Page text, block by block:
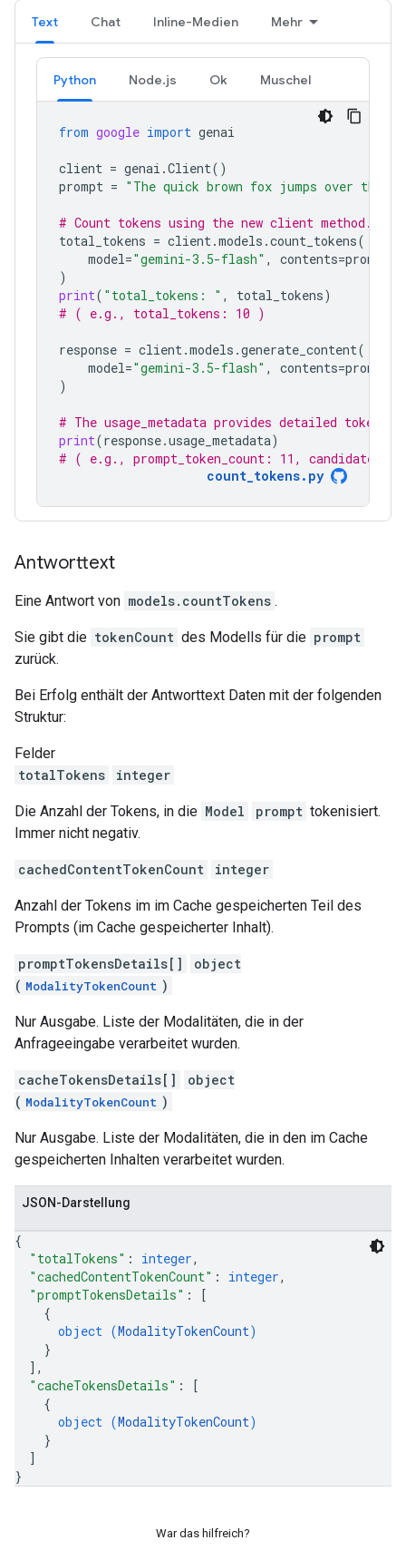
Text Chat Inline-Medien Mehr
Python Node.js Ok Muschel
from google import genai
client = genai .Client()
prompt = "The quick brown fox jumps over the
# Count tokens using the new client method.
total_tokens = client.models .count_tokens(
model="gemini-3.5-flash" , contents=prompt
)
print( "total_tokens: " , total_tokens)
# ( e.g., total_tokens: 10 )
response = client.models .generate_content(
model="gemini-3.5-flash" , contents=prompt
)
# The usage_metadata provides detailed token
print(response.usage_metadata)
# ( e.g., prompt_token_count: 11,
count_tokens.py
Antworttext
Eine Antwort von models.countTokens .
Sie gibt die tokenCount des Modells für die prompt
zurück.
Bei Erfolg enthält der Antworttext Daten mit der folgenden
Struktur:
Felder
totalTokens
integer
Die Anzahl der Tokens, in die Model prompt tokenisiert.
Immer nicht negativ.
cachedContentTokenCount integer
Anzahl der Tokens im im Cache gespeicherten Teil des
Prompts (im Cache gespeicherter Inhalt).
promptTokensDetails[]
object
( ModalityTokenCount )
Nur Ausgabe. Liste der Modalitäten, die in der
Anfrageeingabe verarbeitet wurden.
cacheTokensDetails[]
object
( ModalityTokenCount )
Nur Ausgabe. Liste der Modalitäten, die in den im Cache
gespeicherten Inhalten verarbeitet wurden.
JSON-Darstellung
{
"totalTokens" : integer,
"cachedContentTokenCount" : integer,
"promptTokensDetails" :
[
{
object (ModalityTokenCount)
}
] ,
"cacheTokensDetails" :
[
{
object (ModalityTokenCount)
}
]
}
War das hilfreich?